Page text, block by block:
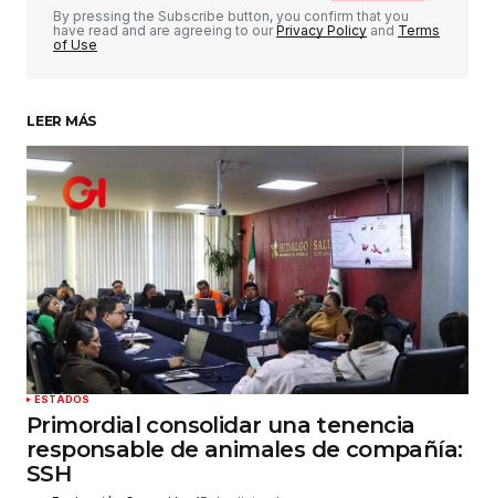
Comentario *
Su nombre*
Tu correo electrónico*
Guardar mi nombre, correo electrónico y sitio
web en este navegador para la próxima vez que
haga un comentario.
Enviar comentario
By pressing the Subscribe button, you confirm that you
have read and are agreeing to ourPrivacy Policy and Terms
of Use
LEER MÁS
ESTADOS
Primordial consolidar una tenencia
responsable de animales de compañía:
SSH